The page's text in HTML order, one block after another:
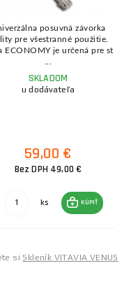
posuvná závorka
pre všestranné použitie.
ECONOMY je určená pre st
SKLADOM
u dodávateľa
59,00 €
Bez DPH 49,00 €
ks KÚPIŤ
si Skleník VITAVIA VENUS